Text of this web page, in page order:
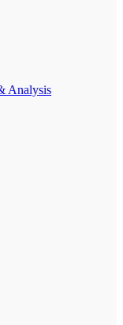
Analysis